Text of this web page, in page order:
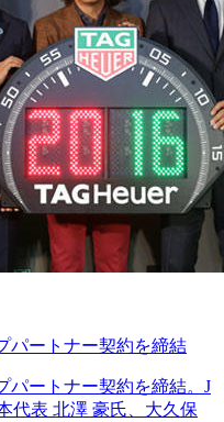
パートナー契約を締結
パートナー契約を締結。J
代表 北澤 豪氏、大久保